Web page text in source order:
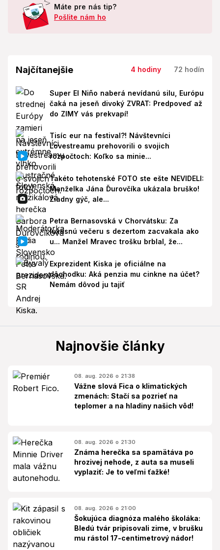
Máte pre nás tip?
Pošlite nám ho
Najčítanejšie 4 hodiny 72 hodín
Super El Niño naberá nevídanú silu, Európu
čaká na jeseň divoký ZVRAT: Predpoveď až
do ZIMY vás prekvapí!
Tisíc eur na festival?! Návštevníci
Lovestreamu prehovorili o svojich
rozpočtoch: Koľko sa minie...
Takéto tehotenské FOTO ste ešte NEVIDELI:
Manželka Jána Ďurovčíka ukázala bruško!
Žiadny gýč, ale...
Petra Bernasovská v Chorvátsku: Za
luxusnú večeru s dezertom zacvakala ako
u... Manžel Mravec trošku brblal, že...
Exprezident Kiska je oficiálne na
dôchodku: Aká penzia mu cinkne na účet?
Nemám dôvod ju tajiť
Najnovšie články
08. aug. 2026 o 21:38
Vážne slová Fica o klimatických
zmenách: Stačí sa pozrieť na
teplomer a na hladiny našich vôd!
08. aug. 2026 o 21:30
Známa herečka sa spamätáva po
hrozivej nehode, z auta sa museli
vyplaziť: Je to veľmi ťažké!
08. aug. 2026 o 21:00
Šokujúca diagnóza malého školáka:
Bledú tvár pripisovali zime, v brušku
mu rástol 17-centimetrový nádor!